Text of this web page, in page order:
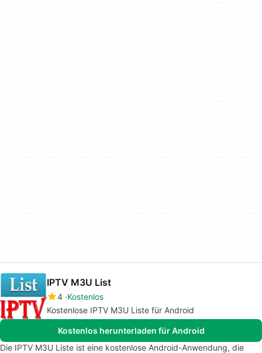
IPTV M3U List
4 Kostenlos
Kostenlose IPTV M3U Liste für Android
Kostenlos herunterladen für Android
Die IPTV M3U Liste ist eine kostenlose Android-Anwendung, die